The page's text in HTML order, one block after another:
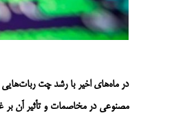
در ماه‌های اخیر با رشد چت ربات‌هایی
مصنوعی درمخاصمات و تأثیر آن